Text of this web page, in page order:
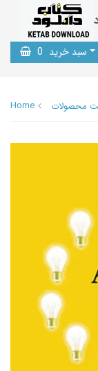
سبد خرید 0
Home محصولات